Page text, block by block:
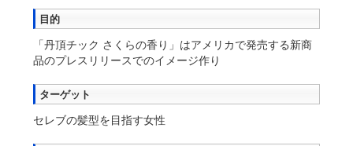
目的
「丹頂チック さくらの香り」はアメリカで発売する新商
品のプレスリリースでのイメージ作り
ターゲット
セレブの髪型を目指す女性